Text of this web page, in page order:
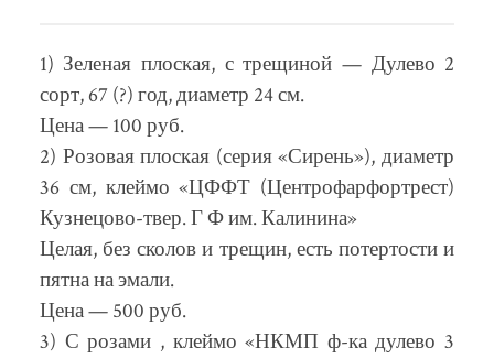
1) Зеленая плоская, с трещиной — Дулево 2
сорт, 67 (?) год, диаметр 24 см.
Цена — 100 руб.
2) Розовая плоская (серия «Сирень»), диаметр
36 см, клеймо «ЦФФТ (Центрофарфортрест)
Кузнецово-твер. Г Ф им. Калинина»
Целая, без сколов и трещин, есть потертости и
пятна на эмали.
Цена — 500 руб.
3) С розами , клеймо «НКМП ф-ка дулево 3